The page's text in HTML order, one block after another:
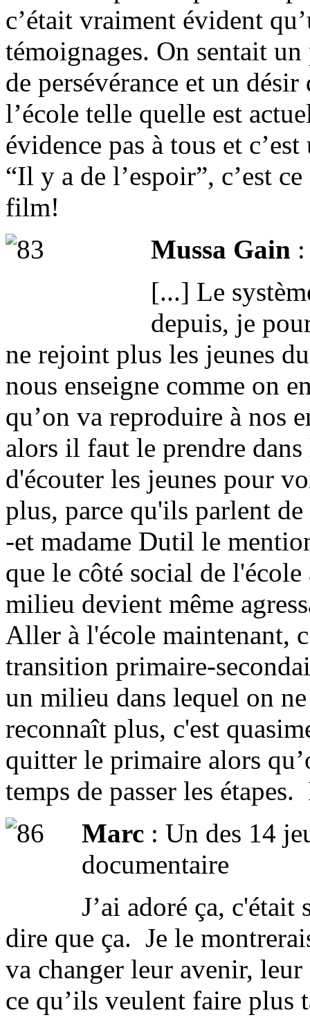
c’était vraiment évident
témoignages. On sentait
de persévérance et un
l’école telle quelle est
évidence pas à tous et
“Il y a de l’espoir”, c’est
film!
Mussa Gain
[...] Le
depuis, je
ne rejoint plus les jeunes
nous enseigne comme on
qu’on va reproduire à nos
alors il faut le prendre
d'écouter les jeunes pour
plus, parce qu'ils parlent
-et madame Dutil le
que le côté social de
milieu devient même
Aller à l'école maintenant,
transition primaire-
un milieu dans lequel on
reconnaît plus, c'est
quitter le primaire alors
temps de passer les
Marc : Un des 14
documentaire
J’ai adoré ça, c'était
dire que ça. Je le
va changer leur avenir,
ce qu’ils veulent faire plus